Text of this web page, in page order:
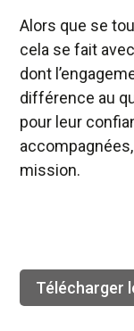
Alors que se
cela se fait
dont
différence au
pour leur
mission.
Télécharger